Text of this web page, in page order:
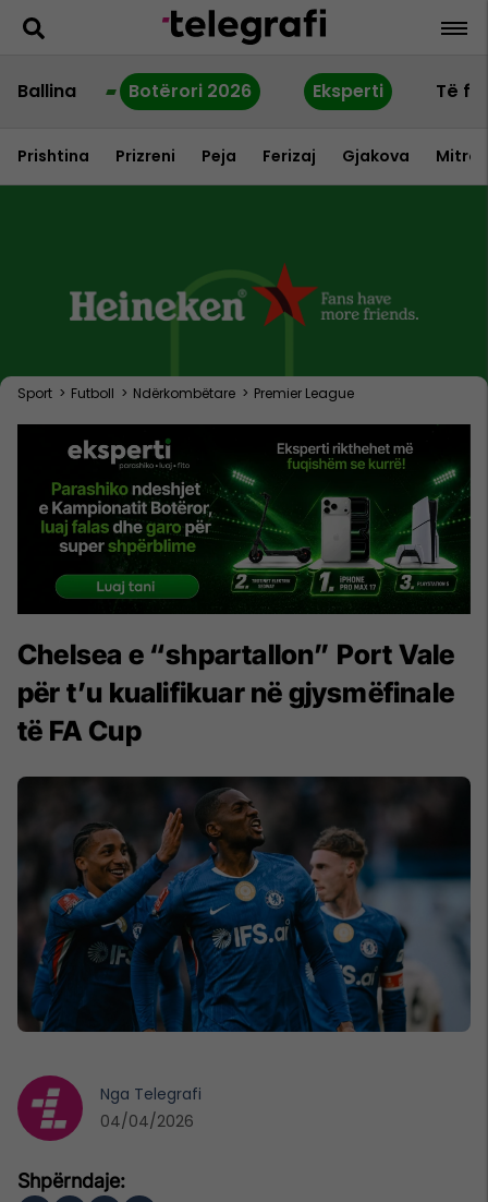
Ballina Botërori 2026 Eksperti Të
Prishtina Prizreni Peja Ferizaj Gjakova
Sport > Futboll > Ndërkombëtare > Premier League
Chelsea e “shpartallon” Port Vale
për t’u kualifikuar në gjysmëfinale
të FA Cup
Nga Telegrafi
04/04/2026